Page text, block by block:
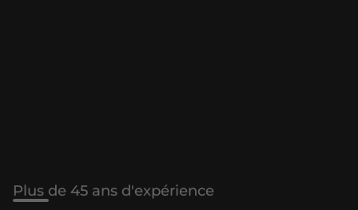
Plus de 45 ans d'expérience